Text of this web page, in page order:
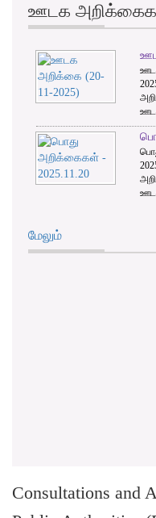
ஊடக
மேலும்
Consultations and